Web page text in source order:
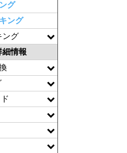
グ
ング
ング
細情報